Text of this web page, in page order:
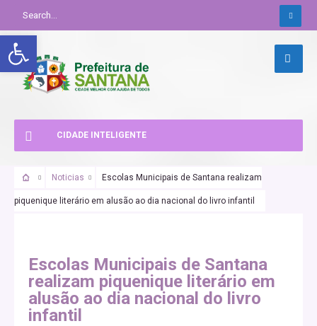
CIDADE INTELIGENTE
Noticias Escolas Municipais de Santana realizam
piquenique literário em alusão ao dia nacional do livro infantil
Escolas Municipais de Santana
realizam piquenique literário em
alusão ao dia nacional do livro
infantil
Abrir a barra de ferramentas